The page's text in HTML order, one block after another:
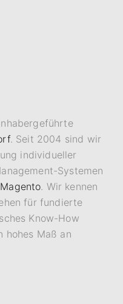
. Seit 2004 sind wir
individueller
Systemen
Magento. Wir kennen
für fundierte
Know-How
hohes Maß an